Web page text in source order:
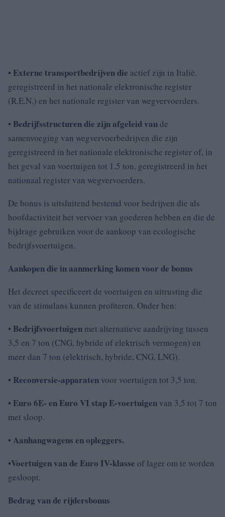
• Externe transportbedrijven die actief zijn in Italië,
geregistreerd in het nationale elektronische register
(R.E.N.) en het nationale register van wegvervoerders.
• Bedrijfsstructuren die zijn afgeleid vande
samenvoeging van wegvervoerbedrijven die zijn
geregistreerd in het nationale elektronische register of, in
het geval van voertuigen tot 1,5 ton, geregistreerd in het
nationaal register van wegvervoerders.
De bonus is uitsluitend bestemd voor bedrijven die als
hoofdactiviteit het vervoer van goederen hebben en die de
bijdrage gebruiken voor de aankoop van ecologische
bedrijfsvoertuigen.
Aankopen die in aanmerking komen voor de bonus
Het decreet specificeert de voertuigen en uitrusting die
van de stimulans kunnen profiteren. Onder hen:
• Bedrijfsvoertuigen met alternatieve aandrijving tussen
3,5 en 7 ton (CNG, hybride of elektrisch vermogen) en
meer dan 7 ton (elektrisch, hybride, CNG, LNG).
• Reconversie-apparaten voor voertuigen tot 3,5 ton.
• Euro 6E- en Euro VI stap E-voertuigen van 3,5 tot 7 ton
met sloop.
• Aanhangwagens en opleggers.
•Voertuigen van de Euro IV-klasse of lager om te worden
gesloopt.
Bedrag van de rijdersbonus